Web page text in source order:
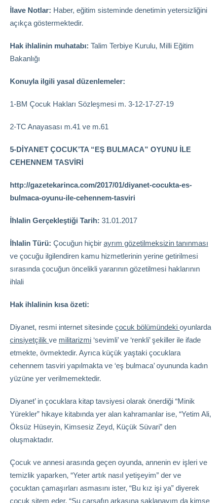
İlave Notlar: Haber, eğitim sisteminde denetimin yetersizliğini
açıkça göstermektedir.
Hak ihlalinin muhatabı: Talim Terbiye Kurulu, Milli Eğitim
Bakanlığı
Konuyla ilgili yasal düzenlemeler:
1-BM Çocuk Hakları Sözleşmesi m. 3-12-17-27-19
2-TC Anayasası m.41 ve m.61
5-DİYANET ÇOCUK’TA “EŞ BULMACA” OYUNU İLE
CEHENNEM TASVİRİ
http://gazetekarinca.com/2017/01/diyanet-cocukta-es-
bulmaca-oyunu-ile-cehennem-tasviri
İhlalin Gerçekleştiği Tarih: 31.01.2017
İhlalin Türü: Çocuğun hiçbir ayrım gözetilmeksizin tanınması
ve çocuğu ilgilendiren kamu hizmetlerinin yerine getirilmesi
sırasında çocuğun öncelikli yararının gözetilmesi haklarının
ihlali
Hak ihlalinin kısa özeti:
Diyanet, resmi internet sitesinde çocuk bölümündeki oyunlarda
cinsiyetçilik ve militarizmi ‘sevimli’ ve ‘renkli’ şekiller ile ifade
etmekte, övmektedir. Ayrıca küçük yaştaki çocuklara
cehennem tasviri yapılmakta ve ‘eş bulmaca’ oyununda kadın
yüzüne yer verilmemektedir.
Diyanet’ in çocuklara kitap tavsiyesi olarak önerdiği “Minik
Yürekler” hikaye kitabında yer alan kahramanlar ise, “Yetim Ali,
Öksüz Hüseyin, Kimsesiz Zeyd, Küçük Süvari” den
oluşmaktadır.
Çocuk ve annesi arasında geçen oyunda, annenin ev işleri ve
temizlik yaparken, “Yeter artık nasıl yetişeyim” der ve
çocuktan çamaşırları asmasını ister, “Bu kız işi ya” diyerek
çocuk sitem eder, “Şu çarşafın arkasına saklanayım da kimse